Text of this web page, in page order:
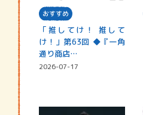
おすすめ
「推してけ！ 推して
け！」第63回 ◆『一角
通り商店…
2026-07-17